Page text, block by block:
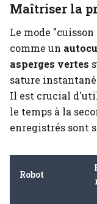
Maîtriser la
Le mode
comme un
asperges vertes
sature
Il est crucial
le temps à la
enregistrés sont
Robot